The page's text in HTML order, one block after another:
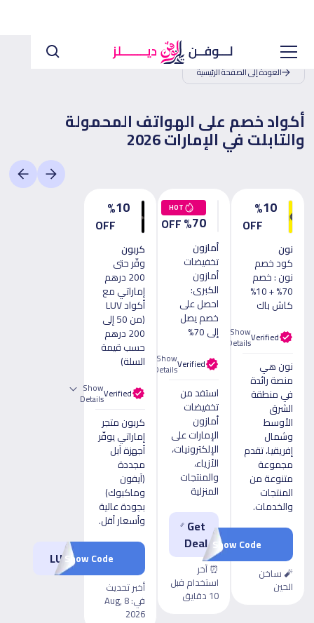
العودة إلى الصفحة الرئيسية
أكواد خصم على الهواتف المحمولة
والتابلت في الإمارات 2026
10
%
OFF
نون
كود خصم
نون : خصم
70% + 10%
كاش باك
Verified
Show
Details
نون هي
منصة رائدة
في منطقة
الشرق
الأوسط
وشمال
إفريقيا، تقدم
مجموعة
متنوعة من
المنتجات
والخدمات.
LUV13Show Code
🧨 ساخن
الحين
HOT
70
%
أمازون
تخفيضات
أمازون
الكبرى:
احصل على
خصم يصل
إلى 70%
Verified
Show
Details
استفد من
تخفيضات
أمازون
الإمارات على
الإلكترونيات،
الأزياء،
والمنتجات
المنزلية
Get
Deal
⏰ آخر
استخدام قبل
10 دقايق
10
%
OFF
كربون
وفّر حتى
200 درهم
إماراتي مع
أكواد LUV
(من 50 إلى
200 درهم
حسب قيمة
السلة)
Verified
Show
Details
كربون متجر
إماراتي يوفّر
أجهزة آبل
مجددة
(آيفون
وماكبوك)
بجودة عالية
وأسعار أقل.
LUV200
Show Code
أخبر تحديث
في: 8 Aug,
2026